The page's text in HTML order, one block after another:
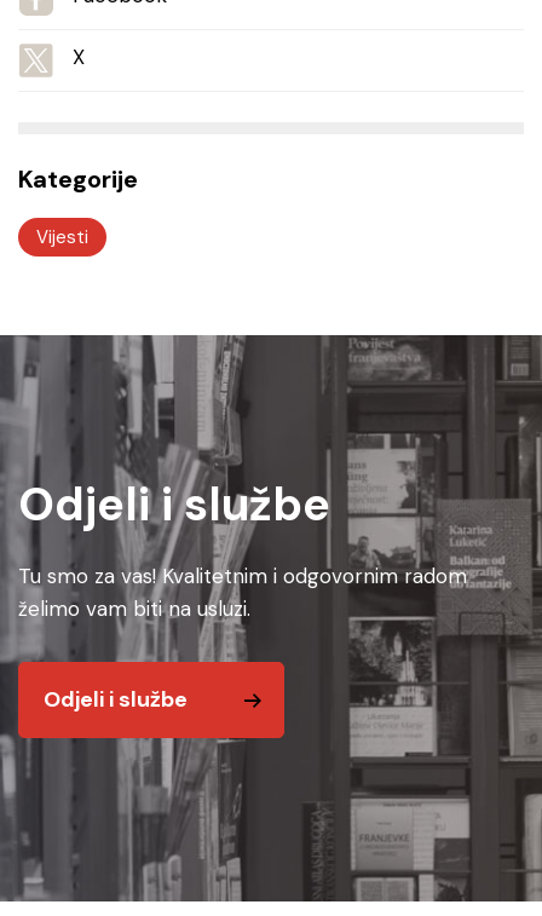
X
Kategorije
Vijesti
Odjeli i službe
Tu smo za vas! Kvalitetnim i odgovornim radom
želimo vam biti na usluzi.
Odjeli i službe